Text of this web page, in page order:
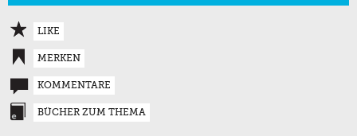
LIKE
MERKEN
KOMMENTARE
BÜCHER ZUM THEMA